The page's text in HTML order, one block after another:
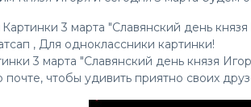
3 марта "Славянский день
, Для одноклассники картинки!
3 марта "Славянский день князя
почте, чтобы удивить приятно своих